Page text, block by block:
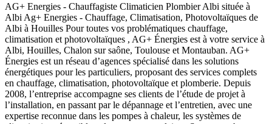
AG+ Energies - Chauffagiste Climaticien Plombier Albi située à
Albi Ag+ Energies - Chauffage, Climatisation, Photovoltaïques de
Albi à Houilles Pour toutes vos problématiques chauffage,
climatisation et photovoltaïques , AG+ Énergies est à votre service à
Albi, Houilles, Chalon sur saône, Toulouse et Montauban. AG+
Énergies est un réseau d’agences spécialisé dans les solutions
énergétiques pour les particuliers, proposant des services complets
en chauffage, climatisation, photovoltaïque et plomberie. Depuis
2008, l’entreprise accompagne ses clients de l’étude de projet à
l’installation, en passant par le dépannage et l’entretien, avec une
expertise reconnue dans les pompes à chaleur, les systèmes de